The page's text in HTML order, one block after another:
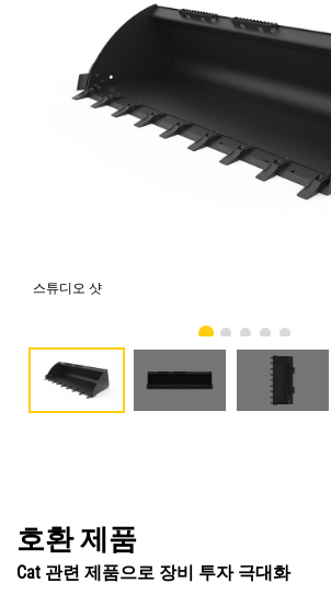
스튜디오 샷
호환 제품
Cat 관련 제품으로 장비 투자 극대화